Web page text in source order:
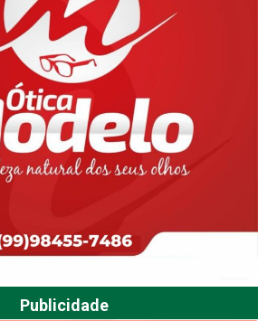
Publicidade